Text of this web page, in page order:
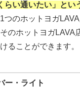
らい通いたい」とい
つのホットヨガ
のホットヨガLAVA
ることができます。
ー・ライト